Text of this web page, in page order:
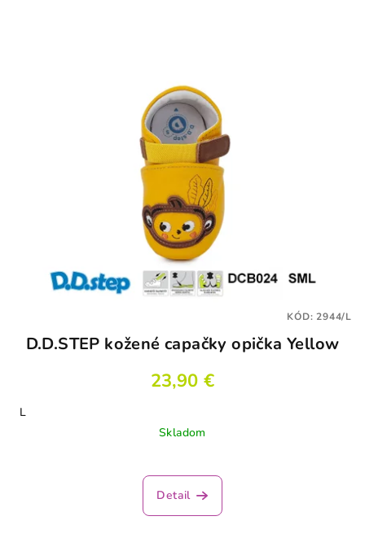
D.D.STEP kožené capačky opička Yellow
23,90 €
L
Skladom
Detail
KÓD:2944/L